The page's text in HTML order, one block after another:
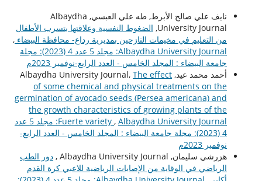
نايف علي صالح الأبرط, طه علي العبسي, Albaydha
University Journal, الضغوط النفسية وعلاقتها بتسرب الأطفال
من التعليم في مخيمات النازحين بمديرية رداع- محافظة البيضاء ,
Albaydha University Journal: مجلد 5 عدد 4 (2023): مجلة
جامعة البيضاء : المجلد الخامس - العدد الرابع-نوفمبر 2023م
أحمد محمد عيد, Albaydha University Journal, The effect
of some chemical and physical treatments on the
germination of avocado seeds (Persea americana) and
the growth characteristics of growing plants of the
Fuerte variety,
Albaydha University Journal: مجلد 5 عدد
4 (2023): مجلة جامعة البيضاء : المجلد الخامس - العدد الرابع-
نوفمبر 2023م
هزرشي سليمان, Albaydha University Journal ,
دور الطب
الرياضي في الوقاية من الإصابات الرياضية للاعبي كرة القدم